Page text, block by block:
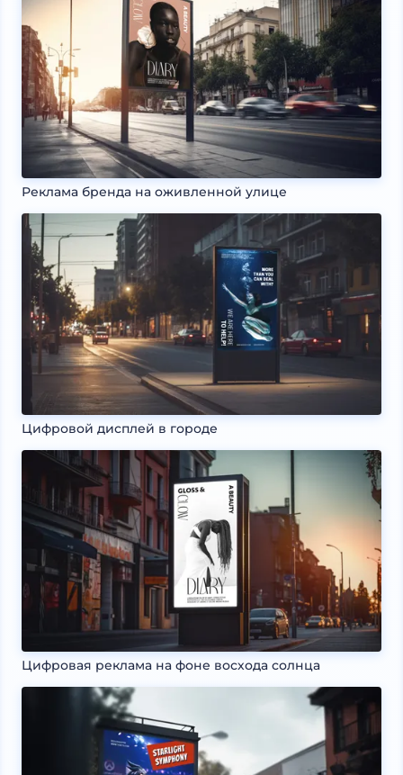
Реклама бренда на оживленной улице
Цифровой дисплей в городе
Цифровая реклама на фоне восхода солнца